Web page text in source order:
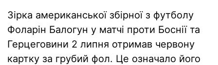
Зірка американської збірної з футболу
Фоларін Балогун у матчі проти Боснії та
Герцеговини 2 липня отримав червону
картку за грубий фол. Це означало його